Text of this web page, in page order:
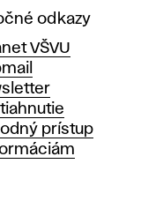
odkazy
VŠVU
prístup